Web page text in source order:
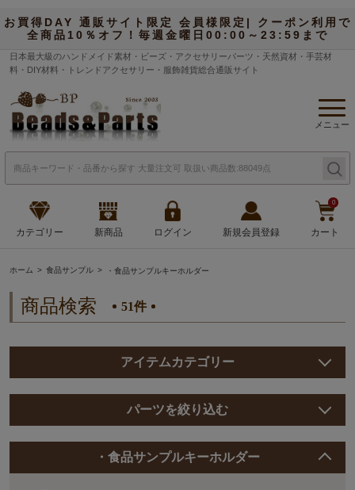
お買得DAY 通販サイト限定 会員様限定| クーポン利用で
全商品10％オフ！毎週金曜日00:00～23:59まで
日本最大級のハンドメイド素材・ビーズ・アクセサリーパーツ・天然資材・手芸材
料・DIY材料・トレンドアクセサリー・服飾雑貨総合通販サイト
メニュー
カテゴリー 新商品 ログイン 新規会員登録
0
カート
ホーム 食品サンプル ・食品サンプルキーホルダー
商品検索 51件
アイテムカテゴリー
パーツを絞り込む
・食品サンプルキーホルダー